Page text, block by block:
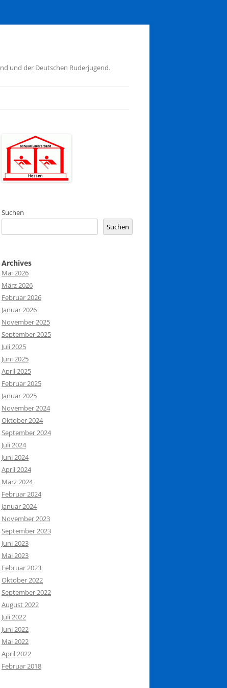
und der Deutschen Ruderjugend.
Suchen
Suchen
Archives
Mai 2026
März 2026
Februar 2026
Januar 2026
November 2025
September 2025
Juli 2025
Juni 2025
April 2025
Februar 2025
Januar 2025
November 2024
Oktober 2024
September 2024
Juli 2024
Juni 2024
April 2024
März 2024
Februar 2024
Januar 2024
November 2023
September 2023
Juni 2023
Mai 2023
Februar 2023
Oktober 2022
September 2022
August 2022
Juli 2022
Juni 2022
Mai 2022
April 2022
Februar 2018